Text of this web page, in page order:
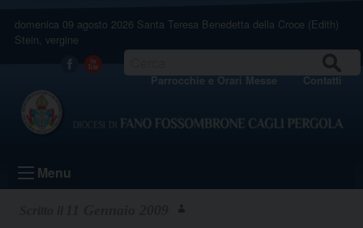
content
domenica 09 agosto 2026 Santa Teresa Benedetta della Croce (Edith)
Stein, vergine
Facebook
Youtube Parrocchie e Orari Messe Contatti
Menu